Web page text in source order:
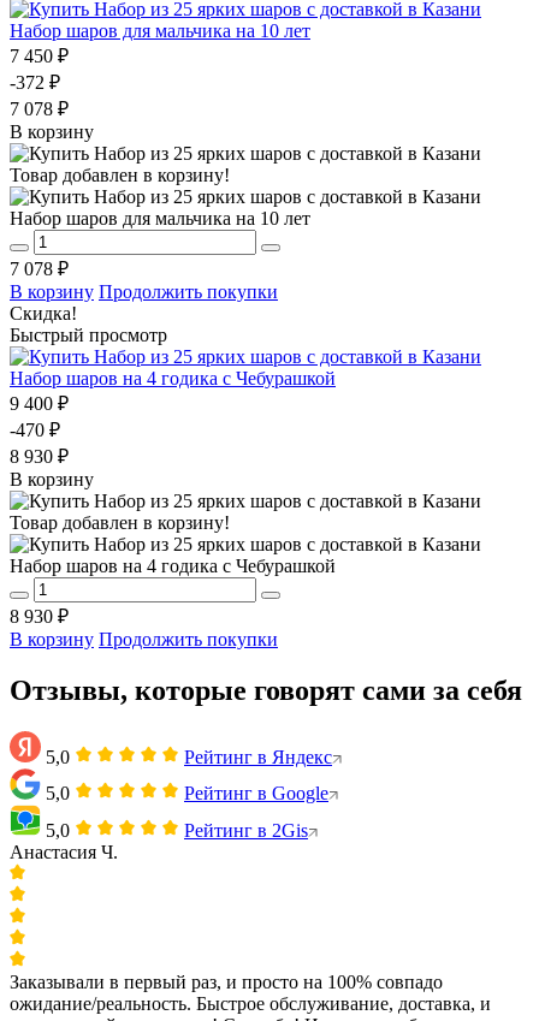
Набор шаров для мальчика на 10 лет
7 450 ₽
-372 ₽
7 078 ₽
В корзину
Товар добавлен в корзину!
Набор шаров для мальчика на 10 лет
7 078 ₽
В корзину Продолжить покупки
Скидка!
Быстрый просмотр
Набор шаров на 4 годика с Чебурашкой
9 400 ₽
-470 ₽
8 930 ₽
В корзину
Товар добавлен в корзину!
Набор шаров на 4 годика с Чебурашкой
8 930 ₽
В корзину Продолжить покупки
Отзывы, которые говорят сами за себя
5,0
Рейтинг в Яндекс
5,0
Рейтинг в Google
5,0
Рейтинг в 2Gis
Анастасия Ч.
Заказывали в первый раз, и просто на 100% совпадо
ожидание/реальность. Быстрое обслуживание, доставка, и